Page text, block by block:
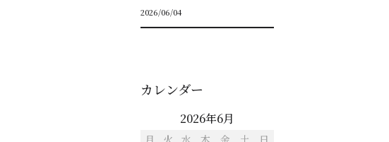
2026/06/04
カレンダー
2026年6月
月 火 水 木 金 土
日